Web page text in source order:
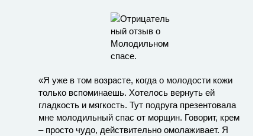
«Я уже в том возрасте, когда о молодости кожи
только вспоминаешь. Хотелось вернуть ей
гладкость и мягкость. Тут подруга презентовала
мне молодильный спас от морщин. Говорит, крем
– просто чудо, действительно омолаживает. Я